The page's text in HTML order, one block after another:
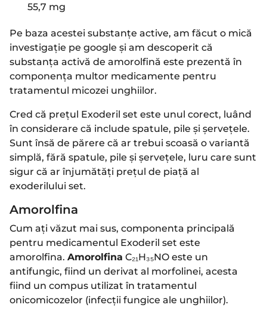
55,7 mg
Pe baza acestei substanțe active, am făcut o mică
investigație pe google și am descoperit că
substanța activă de amorolfină este prezentă în
componența multor medicamente pentru
tratamentul micozei unghiilor.
Cred că prețul Exoderil set este unul corect, luând
în considerare că include spatule, pile și șervețele.
Sunt însă de părere că ar trebui scoasă o variantă
simplă, fără spatule, pile și șervețele, luru care sunt
sigur că ar înjumătăți prețul de piață al
exoderilului set.
Amorolfina
Cum ați văzut mai sus, componenta principală
pentru medicamentul Exoderil set este
amorolfina. Amorolfina C₂₁H₃₅NO este un
antifungic, fiind un derivat al morfolinei, acesta
fiind un compus utilizat în tratamentul
onicomicozelor (infecții fungice ale unghiilor).